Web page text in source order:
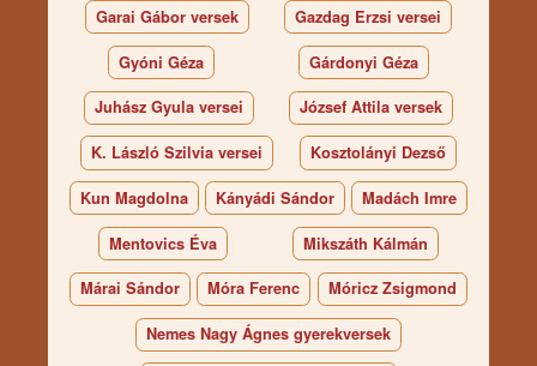
Garai Gábor versek Gazdag Erzsi versei
Gyóni Géza Gárdonyi Géza
Juhász Gyula versei József Attila versek
K. László Szilvia versei Kosztolányi Dezső
Kun Magdolna Kányádi Sándor Madách Imre
Mentovics Éva Mikszáth Kálmán
Márai Sándor Móra Ferenc Móricz Zsigmond
Nemes Nagy Ágnes gyerekversek